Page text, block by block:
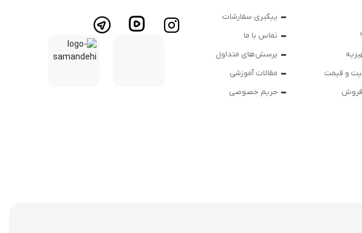
و قیمت
فروش
پیگیری سفارشات
تماس با ما
پرسش‌های متداول
مقالات آموزشی
حریم خصوصی